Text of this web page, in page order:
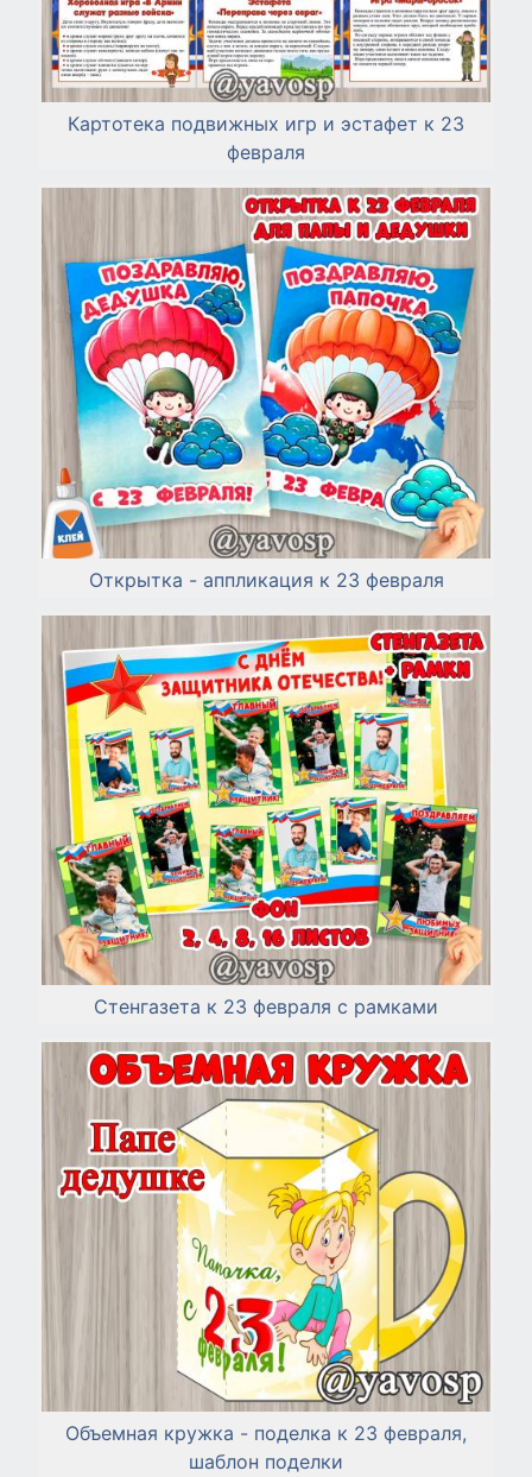
Картотека подвижных игр и эстафет к 23
февраля
Открытка - аппликация к 23 февраля
Стенгазета к 23 февраля с рамками
Объемная кружка - поделка к 23 февраля,
шаблон поделки